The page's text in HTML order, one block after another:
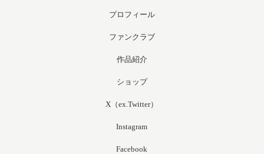
プロフィール
ファンクラブ
作品紹介
ショップ
X（ex.Twitter）
Instagram
Facebook